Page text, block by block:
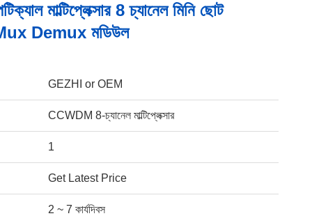
মাল্টিপ্লেক্সার 8 চ্যানেল মিনি ছোট
Demux মডিউল
GEZHI or OEM
CCWDM 8-চ্যানেল মাল্টিপ্লেক্সার
1
Get Latest Price
2 ~ 7 কার্যদিবস